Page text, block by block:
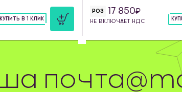
КУПИТЬ В 1 КЛИК
РОЗ 17 850
НЕ ВКЛЮЧАЕТ НДС